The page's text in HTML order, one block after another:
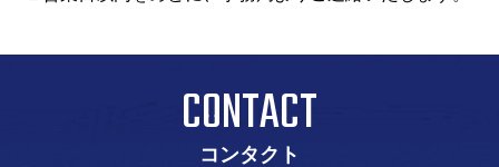
CONTACT
コンタクト